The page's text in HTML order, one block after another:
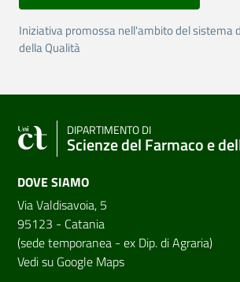
Iniziativa promossa nell'ambito del sistema
della Qualità
DIPARTIMENTO DI
Scienze del Farmaco e
DOVE SIAMO
Via Valdisavoia, 5
95123 - Catania
(sede temporanea - ex Dip. di Agraria)
Vedi su Google Maps